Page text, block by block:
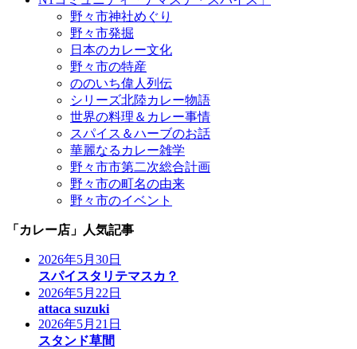
野々市神社めぐり
野々市発掘
日本のカレー文化
野々市の特産
ののいち偉人列伝
シリーズ北陸カレー物語
世界の料理＆カレー事情
スパイス＆ハーブのお話
華麗なるカレー雑学
野々市市第二次総合計画
野々市の町名の由来
野々市のイベント
「カレー店」人気記事
2026年5月30日
スパイスタリテマスカ？
2026年5月22日
attaca suzuki
2026年5月21日
スタンド草間